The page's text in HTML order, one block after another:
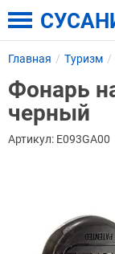
Главная Туризм
Фонарь
черный
Артикул: E093GA00